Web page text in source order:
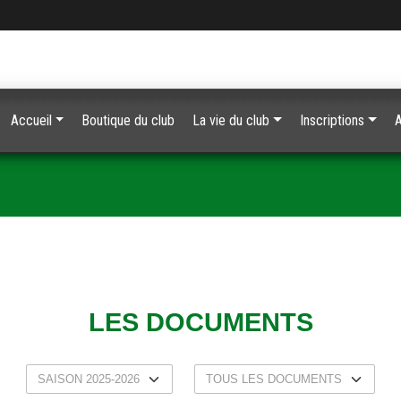
LES DOCUMENTS
Accueil Boutique du club La vie du club Inscriptions